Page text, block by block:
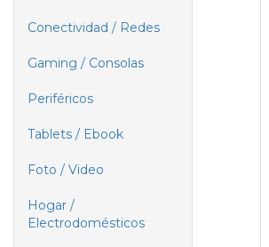
Conectividad / Redes
Gaming / Consolas
Periféricos
Tablets / Ebook
Foto / Video
Hogar /
Electrodomésticos